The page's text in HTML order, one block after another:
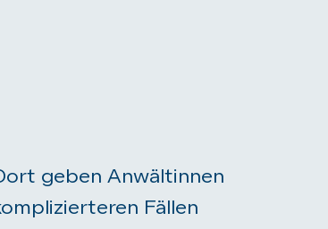
geben Anwältinnen
Fällen